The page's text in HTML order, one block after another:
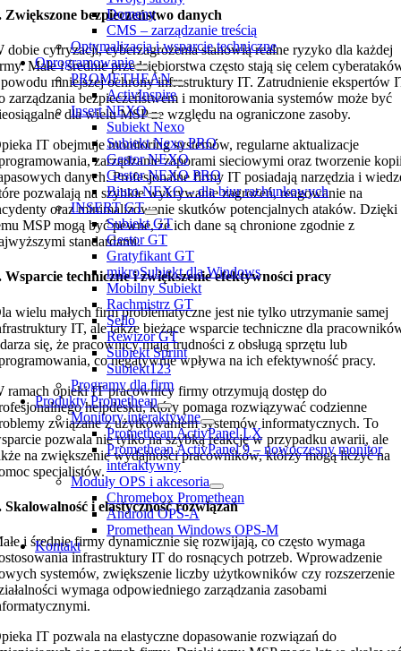
Domeny
CMS – zarządzanie treścią
Optymalizacja i wsparcie techniczne
Oprogramowanie
PROMETHEAN
ActivInspire
Insert NEXO
Subiekt Nexo
Subiekt Nexo PRO
Gestor NEXO
Gestor NEXO PRO
Biuro NEXO – dla biur rachunkowych
INSERT GT
Subiekt GT
Gestor GT
Gratyfikant GT
mikroSubiekt dla Windows
Mobilny Subiekt
Rachmistrz GT
Sello
Rewizor GT
Subiekt Sprint
Subiekt123
Programy dla firm
Produkty Promethean
Monitory interaktywne
Promethean ActivPanel LX
Promethean ActivPanel 9 – nowoczesny monitor
interaktywny
Moduły OPS i akcesoria
Chromebox Promethean
Android OPS-A
Promethean Windows OPS-M
Kontakt
Zwiększone bezpieczeństwo danych
dobie cyfryzacji, cyberzagrożenia stanowią realne ryzyko dla każdej
Małe i średnie przedsiębiorstwa często stają się celem
mniejszej ochrony infrastruktury IT. Zatrudnienie ekspertów
zarządzania bezpieczeństwem i monitorowania systemów może być
dla wielu MSP ze względu na ograniczone zasoby.
IT obejmuje monitoring systemów, regularne aktualizacje
zarządzanie zaporami sieciowymi oraz tworzenie
danych. Profesjonalne firmy IT posiadają narzędzia i
pozwalają na szybkie wykrywanie zagrożeń, reagowanie na
oraz minimalizowanie skutków potencjalnych ataków. Dzięki
MSP mogą być pewne, że ich dane są chronione zgodnie z
standardami.
Wsparcie techniczne i zwiększenie efektywności pracy
wielu małych firm problematyczne jest nie tylko utrzymanie samej
IT, ale także bieżące wsparcie techniczne dla
się, że pracownicy mają trudności z obsługą sprzętu lub
co negatywnie wpływa na ich efektywność pracy.
ramach opieki IT pracownicy firmy otrzymują dostęp do
helpdesku, który pomaga rozwiązywać codzienne
związane z użytkowaniem systemów informatycznych. To
pozwala nie tylko na szybką reakcję w przypadku awarii, ale
na zwiększenie wydajności pracowników, którzy mogą liczyć na
specjalistów.
Skalowalność i elastyczność rozwiązań
i średnie firmy dynamicznie się rozwijają, co często wymaga
infrastruktury IT do rosnących potrzeb. Wprowadzenie
systemów, zwiększenie liczby użytkowników czy rozszerzenie
wymaga odpowiedniego zarządzania zasobami
IT pozwala na elastyczne dopasowanie rozwiązań do